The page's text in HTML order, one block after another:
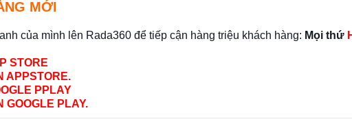
MỚI
của mình lên Rada360 để tiếp cận hàng triệu khách hàng: Mọi thứ
STORE
APPSTORE.
PPLAY
GOOGLE PLAY.